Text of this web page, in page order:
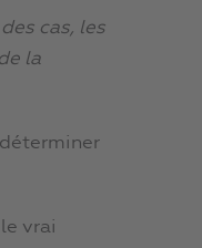
cas, les
la
vrai